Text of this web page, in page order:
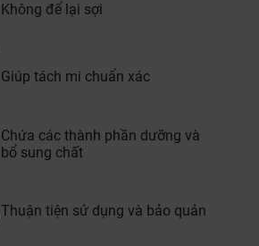
Không để lại sợi
Giúp tách mi chuẩn xác
Chứa các thành phần dưỡng và
bổ sung chất
Thuận tiện sử dụng và bảo quản